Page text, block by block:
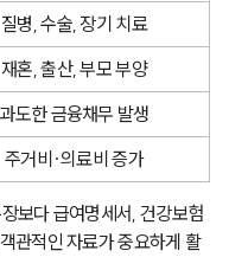
질병, 수술, 장기 치료
재혼, 출산, 부모 부양
과도한 금융채무 발생
주거비·의료비 증가
보다 급여명세서, 건강보험
관적인 자료가 중요하게 활